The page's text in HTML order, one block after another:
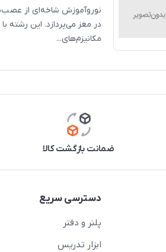
نوروآموزش شاخه‌ای از
در مغز می‌پردازد. این رشته
مکانیزم‌های...
ضمانت بازگشت کالا
دسترسی سریع
پلنر و دفتر
ابزار تدریس